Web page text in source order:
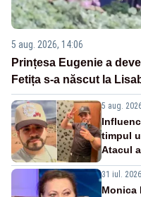
5 aug. 2026, 14:06
Prințesa Eugenie a
Fetița s-a născut la
5 aug.
timpul
Atacul
31 iul.
Monica